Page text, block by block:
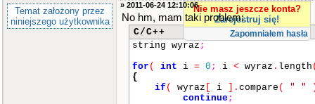
Nie masz jeszcze konta?
Zarejestruj się!
Zapomniałem hasła
Temat założony przez
niniejszego użytkownika
» 2011-06-24 12:10:06
No hm, mam taki problem:
C/C++
string wyraz ;
for ( int i = 0 ; i < wyraz . length
{
if ( wyraz i . compare ( " "
continue;